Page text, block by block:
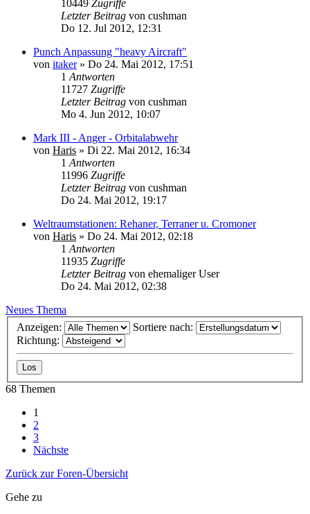
10449 Zugriffe
Letzter Beitrag von cushman
Do 12. Jul 2012, 12:31
Punch Anpassung "heavy Aircraft"
von itaker» Do 24. Mai 2012, 17:51
1 Antworten
11727 Zugriffe
Letzter Beitrag von cushman
Mo 4. Jun 2012, 10:07
Mark III - Anger - Orbitalabwehr
von Haris » Di 22. Mai 2012, 16:34
1 Antworten
11996 Zugriffe
Letzter Beitrag von cushman
Do 24. Mai 2012, 19:17
Weltraumstationen: Rehaner, Terraner u. Cromoner
von Haris » Do 24. Mai 2012, 02:18
1 Antworten
11935 Zugriffe
Letzter Beitrag von ehemaliger User
Do 24. Mai 2012, 02:38
Neues Thema
Anzeigen:
Sortiere nach:
Richtung:
68 Themen
1
2
3
Nächste
Zurück zur Foren-Übersicht
Gehe zu